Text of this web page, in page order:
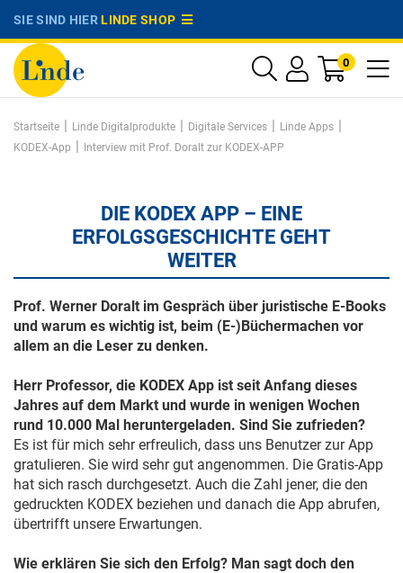
SIE SIND HIERLINDE SHOP
0
Startseite | Linde Digitalprodukte | Digitale Services | Linde Apps |
KODEX-App | Interview mit Prof. Doralt zur KODEX-APP
DIE KODEX APP – EINE
ERFOLGSGESCHICHTE GEHT
WEITER
Prof. Werner Doralt im Gespräch über juristische E-Books
und warum es wichtig ist, beim (E-)Büchermachen vor
allem an die Leser zu denken.
Herr Professor, die KODEX App ist seit Anfang dieses
Jahres auf dem Markt und wurde in wenigen Wochen
rund 10.000 Mal heruntergeladen. Sind Sie zufrieden?
Es ist für mich sehr erfreulich, dass uns Benutzer zur App
gratulieren. Sie wird sehr gut angenommen. Die Gratis-App
hat sich rasch durchgesetzt. Auch die Zahl jener, die den
gedruckten KODEX beziehen und danach die App abrufen,
übertrifft unsere Erwartungen.
Wie erklären Sie sich den Erfolg? Man sagt doch den